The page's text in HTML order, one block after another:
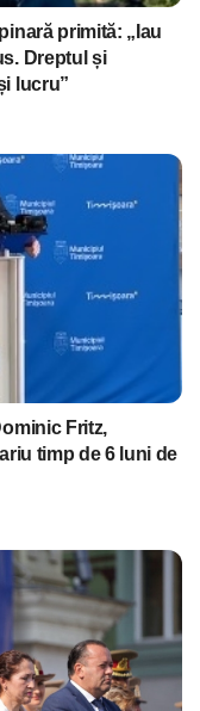
primită: „Iau
Dreptul și
lucru”
Fritz,
timp de 6 luni de